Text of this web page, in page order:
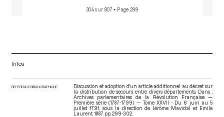
304 sur 807 • Page 299
Infos
RÉFÉRENCE BIBLIOGRAPHIQUE
Discussion et adoption d'un article additionnel au décret sur
la distribution de secours entre divers départements. Dans :
Archives parlementaires de la Révolution Française —
Première série (1787-1799) — Tome XXVII - Du 6 juin au 5
juillet 1791
, sous la direction de Jérôme Mavidal et Emile
Laurent. 1887. pp. 299-302.